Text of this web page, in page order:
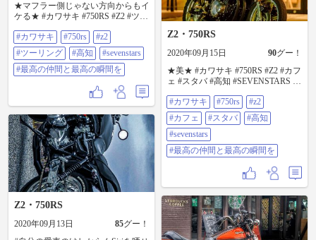
★マフラー側じゃない方向からもイ
ケる★ #カワサキ #750RS #Z2 #ツー
の仲間と最高の瞬間を
#カワサキ #750rs
#z2
#ツーリング
#高知
#sevenstars
#最高の仲間と最高の瞬間を
Z2・750RS
2020年09月15日 90グー！
★美★ #カワサキ #750RS #Z2 #カフ
ェ #スタバ #高知 #SEVENSTARS #
#カワサキ
#750rs
#z2
#カフェ
#スタバ
#高知
#sevenstars
#最高の仲間と最高の瞬間を
Z2・750RS
2020年09月13日 85グー！